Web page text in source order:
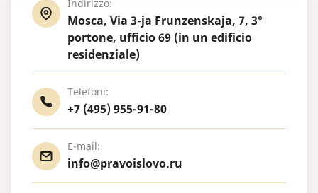
Indirizzo:
Mosca, Via 3-ja Frunzenskaja, 7, 3°
portone, ufficio 69 (in un edificio
residenziale)
Telefoni:
+7 (495) 955-91-80
E-mail:
info@pravoislovo.ru